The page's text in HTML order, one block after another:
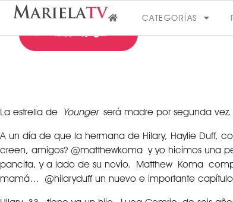
CATEGORÍAS
FARÁNDULA
VER MÁS
La estrella de Youngerserá madre por segunda vez.
A un día de que la hermana de Hilary, Haylie Duff,
creen, amigos? @matthewkoma y yo hicimos una
pancita, y a lado de su novio. Matthew Koma
mamá… @hilaryduff un nuevo e importante